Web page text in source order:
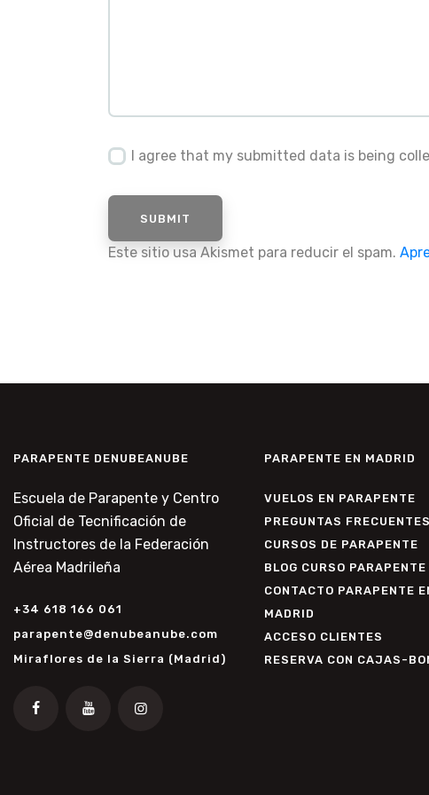
I agree that my submitted data is being
Este sitio usa Akismet para reducir el spam.
PARAPENTE DENUBEANUBE
Escuela de Parapente y Centro
Oficial de Tecnificación de
Instructores de la Federación
Aérea Madrileña
Miraflores de la Sierra (Madrid)
parapente@denubeanube.com
+34 618 166 061
PARAPENTE EN MADRID
VUELOS EN PARAPENTE
PREGUNTAS FRECUENTES
CURSOS DE PARAPENTE
BLOG CURSO PARAPENTE
CONTACTO PARAPENTE
MADRID
ACCESO CLIENTES
RESERVA CON CAJAS-